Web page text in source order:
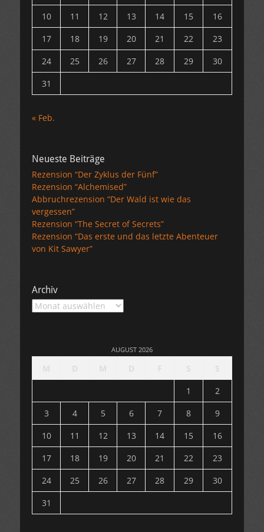
10
11 12 13 14 15
16
17
18 19 20 21 22
23
24
25 26 27 28 29
30
31
« Feb.
Neueste Beiträge
Rezension “Der Zyklus der Fünf”
Rezension “Alchemised”
Abbruchrezension “Der Wald ist wie das
vergessen”
Rezension “The Secret of Secrets”
Rezension “Das erste und das letzte Abenteuer
von Kit Sawyer”
Archiv
Archiv
AUGUST 2026
1
2
3
4 5 6 7 8
9
10
11 12 13 14 15
16
17
18 19 20 21 22
23
24
25 26 27 28 29
30
31